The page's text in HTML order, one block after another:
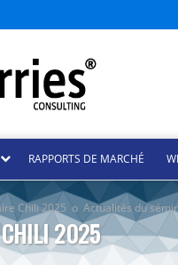
RAPPORTS DE MARCHÉ
Chili 2025 o Actualités du
CHILI 2025